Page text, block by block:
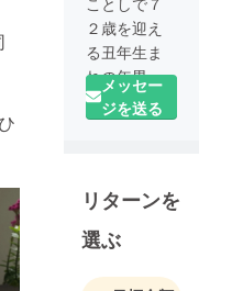
２歳を迎え
る丑年生ま
れの年男で
す。
コロナ禍で
な挑戦を！
でこのプロ
メッセー
ジを送る
リターンを
選ぶ